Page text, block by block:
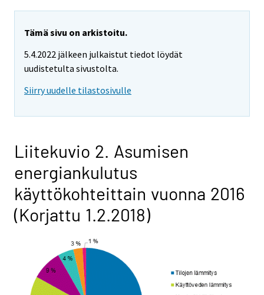
Tämä sivu on arkistoitu.
5.4.2022 jälkeen julkaistut tiedot löydät
uudistetulta sivustolta.
Siirry uudelle tilastosivulle
Liitekuvio 2. Asumisen
energiankulutus
käyttökohteittain vuonna 2016
(Korjattu 1.2.2018)